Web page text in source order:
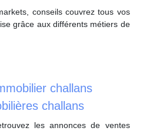
conseils couvrez tous vos
grâce aux différents métiers de
challans
challans
les annonces de ventes